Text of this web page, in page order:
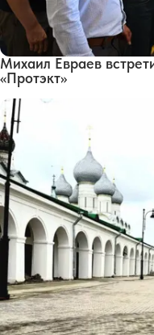
Михаил Евраев
«Протэкт»